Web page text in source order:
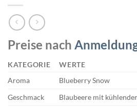
Preise nach
KATEGORIE
WERTE
Aroma
Blueberry Snow
Geschmack
Blaubeere mit